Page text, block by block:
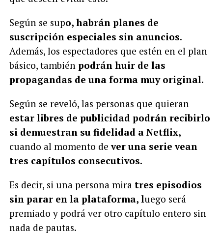
Según se supo, habrán planes de
suscripción especiales sin anuncios.
Además, los espectadores que estén en el plan
básico, también podrán huir de las
propagandas de una forma muy original.
Según se reveló, las personas que quieran
estar libres de publicidad podrán recibirlo
si demuestran su fidelidad a Netflix,
cuando al momento dever una serie vean
tres capítulos consecutivos.
Es decir, si una persona miratres episodios
sin parar en la plataforma, luego será
premiado y podrá ver otro capítulo entero sin
nada de pautas.